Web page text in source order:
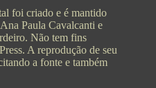
foi criado e é mantido
Paula Cavalcanti e
Não tem fins
A reprodução de seu
a fonte e também